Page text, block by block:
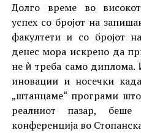
Долго време во
успех со бројот на
факултети и со бројот
денес мора искрено да
не ѝ треба само диплома.
иновации и носечки
„штанцаме“ програми
реалниот пазар,
конференција во